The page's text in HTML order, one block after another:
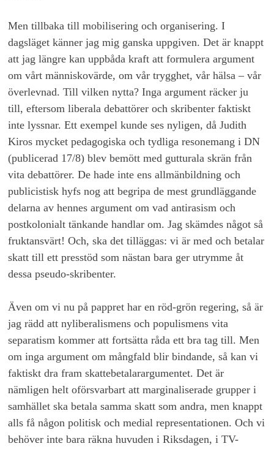
Men tillbaka till mobilisering och organisering. I
dagsläget känner jag mig ganska uppgiven. Det är knappt
att jag längre kan uppbåda kraft att formulera argument
om vårt människovärde, om vår trygghet, vår hälsa – vår
överlevnad. Till vilken nytta? Inga argument räcker ju
till, eftersom liberala debattörer och skribenter faktiskt
inte lyssnar. Ett exempel kunde ses nyligen, då Judith
Kiros mycket pedagogiska och tydliga resonemang i DN
(publicerad 17/8) blev bemött med gutturala skrän från
vita debattörer. De hade inte ens allmänbildning och
publicistisk hyfs nog att begripa de mest grundläggande
delarna av hennes argument om vad antirasism och
postkolonialt tänkande handlar om. Jag skämdes något så
fruktansvärt! Och, ska det tilläggas: vi är med och betalar
skatt till ett presstöd som nästan bara ger utrymme åt
dessa pseudo-skribenter.
Även om vi nu på pappret har en röd-grön regering, så är
jag rädd att nyliberalismens och populismens vita
separatism kommer att fortsätta råda ett bra tag till. Men
om inga argument om mångfald blir bindande, så kan vi
faktiskt dra fram skattebetalarargumentet. Det är
nämligen helt oförsvarbart att marginaliserade grupper i
samhället ska betala samma skatt som andra, men knappt
alls få någon politisk och medial representationen. Och vi
behöver inte bara räkna huvuden i Riksdagen, i TV-